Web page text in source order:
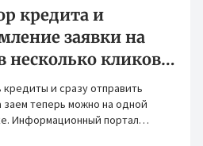
кредита и
заявки на
несколько кликов:
и Bank.kg стали
кредиты и сразу отправить
заем теперь можно на одной
Информационный портал